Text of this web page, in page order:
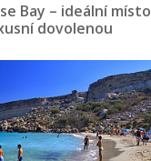
Bay – ideální místo
dovolenou